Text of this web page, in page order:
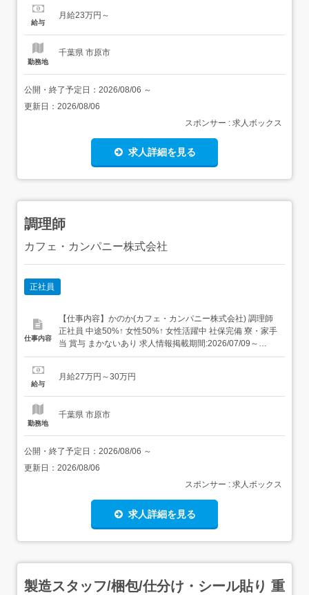
件昇給賞与年2回(8月・12月)資格手当あり所長や副所長...
給与
月給23万円～
勤務地
千葉県 市原市
公開・終了予定日： 2026/08/06 ～
更新日： 2026/08/06
スポンサー : 求人ボックス
求人詳細を見る
調理師
カフェ・カンパニー株式会社
正社員
仕事内容
【仕事内容】かのか(カフェ・カンパニー株式会社) 調理師
正社員 中途50%↑ 女性50%↑ 女性活躍中 社保完備 寮・家⼿
当 賞与 まかないあり 求人情報掲載期間:2026/07/09～
2026/08/13 求人情報 店舗の特徴 うどん 住 所 千葉県 市原
ス15分小湊鉄道線「光風台駅」...
給与
月給27万円～30万円
勤務地
千葉県 市原市
公開・終了予定日： 2026/08/06 ～
更新日： 2026/08/06
スポンサー : 求人ボックス
求人詳細を見る
製造スタッフ/梱包/仕分け・シール貼り 重